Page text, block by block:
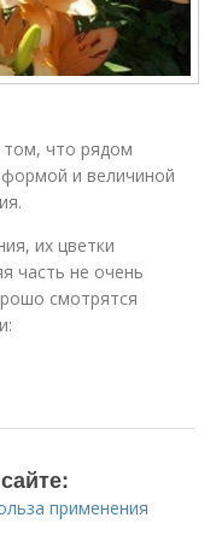
том, что рядом
и величиной
их цветки
часть не очень
смотрятся
применения